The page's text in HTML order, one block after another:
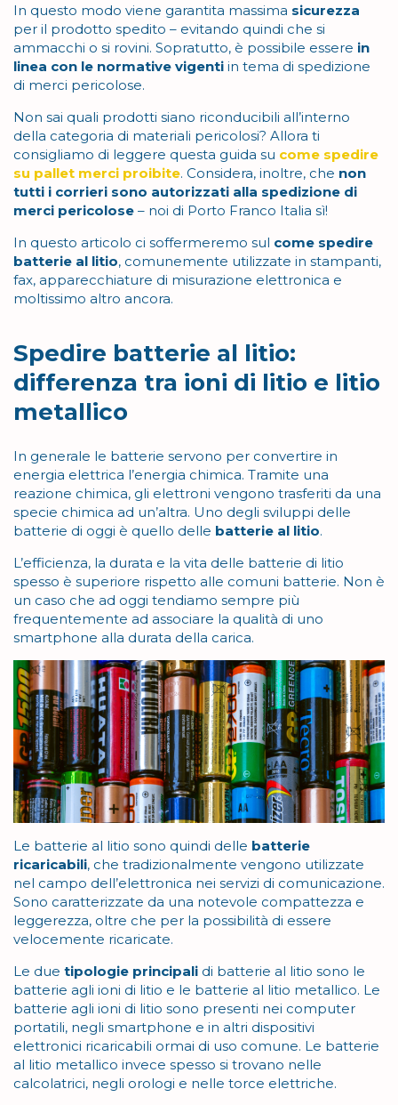
In questo modo viene garantita massima sicurezza
per il prodotto spedito – evitando quindi che si
ammacchi o si rovini. Sopratutto, è possibile essere in
linea con le normative vigenti in tema di spedizione
di merci pericolose.
Non sai quali prodotti siano riconducibili all’interno
della categoria di materiali pericolosi? Allora ti
consigliamo di leggere questa guida su come spedire
su pallet merci proibite. Considera, inoltre, che non
tutti i corrieri sono autorizzati alla spedizione di
merci pericolose – noi di Porto Franco Italia sì!
In questo articolo ci soffermeremo sul come spedire
batterie al litio, comunemente utilizzate in stampanti,
fax, apparecchiature di misurazione elettronica e
moltissimo altro ancora.
Spedire batterie al litio:
differenza tra ioni di litio e litio
metallico
In generale le batterie servono per convertire in
energia elettrica l’energia chimica. Tramite una
reazione chimica, gli elettroni vengono trasferiti da una
specie chimica ad un’altra. Uno degli sviluppi delle
batterie di oggi è quello delle batterie al litio.
L’efficienza, la durata e la vita delle batterie di litio
spesso è superiore rispetto alle comuni batterie. Non è
un caso che ad oggi tendiamo sempre più
frequentemente ad associare la qualità di uno
smartphone alla durata della carica.
Le batterie al litio sono quindi delle batterie
ricaricabili, che tradizionalmente vengono utilizzate
nel campo dell’elettronica nei servizi di comunicazione.
Sono caratterizzate da una notevole compattezza e
leggerezza, oltre che per la possibilità di essere
velocemente ricaricate.
Le due tipologie principali di batterie al litio sono le
batterie agli ioni di litio e le batterie al litio metallico. Le
batterie agli ioni di litio sono presenti nei computer
portatili, negli smartphone e in altri dispositivi
elettronici ricaricabili ormai di uso comune. Le batterie
al litio metallico invece spesso si trovano nelle
calcolatrici, negli orologi e nelle torce elettriche.